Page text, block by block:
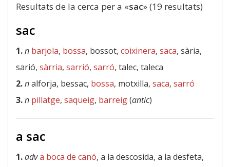
Resultats de la cerca per a «sac» (19 resultats)
sac
1.n barjola, bossa, bossot, coixinera, saca, sària,
sarió, sàrria, sarrió, sarró, talec, taleca
2.nalforja, bessac, bossa, motxilla, saca, sarró
3.n pillatge, saqueig, barreig(antic)
a sac
1.adva boca de canó, a la descosida, a la desfeta,